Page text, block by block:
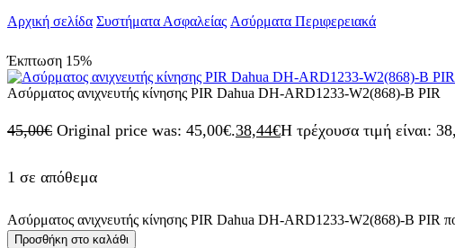
Αρχική σελίδα Συστήματα Ασφαλείας Aσύρματα Περιφερειακά
Έκπτωση 15%
Aσύρματος ανιχνευτής κίνησης PIR Dahua DH-ARD1233-W2(868)-B PIR
45,00€ Original price was: 45,00€.38,44€Η τρέχουσα τιμή είναι:
1 σε απόθεμα
Aσύρματος ανιχνευτής κίνησης PIR Dahua DH-ARD1233-W2(868)-B PIR
Προσθήκη στο καλάθι